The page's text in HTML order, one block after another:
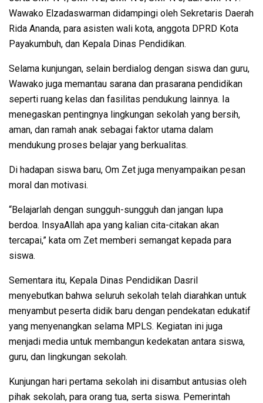
Wawako Elzadaswarman didampingi oleh Sekretaris Daerah
Rida Ananda, para asisten wali kota, anggota DPRD Kota
Payakumbuh, dan Kepala Dinas Pendidikan.
Selama kunjungan, selain berdialog dengan siswa dan guru,
Wawako juga memantau sarana dan prasarana pendidikan
seperti ruang kelas dan fasilitas pendukung lainnya. Ia
menegaskan pentingnya lingkungan sekolah yang bersih,
aman, dan ramah anak sebagai faktor utama dalam
mendukung proses belajar yang berkualitas.
Di hadapan siswa baru, Om Zet juga menyampaikan pesan
moral dan motivasi.
“Belajarlah dengan sungguh-sungguh dan jangan lupa
berdoa. InsyaAllah apa yang kalian cita-citakan akan
tercapai,” kata om Zet memberi semangat kepada para
siswa.
Sementara itu, Kepala Dinas Pendidikan Dasril
menyebutkan bahwa seluruh sekolah telah diarahkan untuk
menyambut peserta didik baru dengan pendekatan edukatif
yang menyenangkan selama MPLS. Kegiatan ini juga
menjadi media untuk membangun kedekatan antara siswa,
guru, dan lingkungan sekolah.
Kunjungan hari pertama sekolah ini disambut antusias oleh
pihak sekolah, para orang tua, serta siswa. Pemerintah